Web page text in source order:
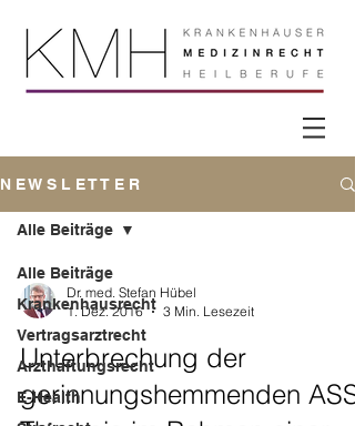
N E W S L E T T E R
Alle Beiträge
Krankenhausrecht
Vertragsarztrecht
Arzthaftungsrecht
E-Health
Alle Beiträge
Dr. med. Stefan Hübel
1. Dez. 2016
3 Min. Lesezeit
Unterbrechung der
gerinnungshemmenden ASS-